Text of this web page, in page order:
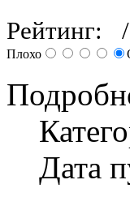
Рейтинг:
Плохо
Дата